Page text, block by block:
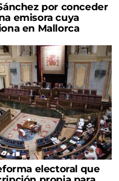
por conceder
emisora cuya
en Mallorca
electoral que